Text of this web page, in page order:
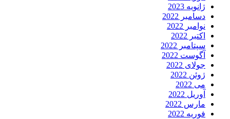
ژانویه 2023
دسامبر 2022
نوامبر 2022
اکتبر 2022
سپتامبر 2022
آگوست 2022
جولای 2022
ژوئن 2022
می 2022
آوریل 2022
مارس 2022
فوریه 2022